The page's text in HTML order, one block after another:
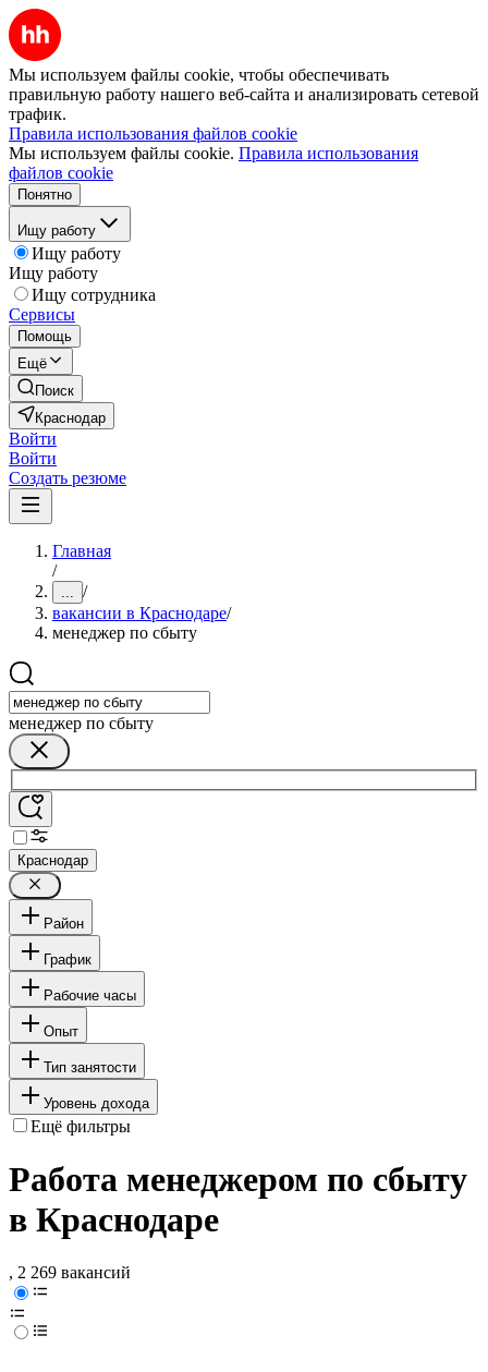
Мы используем файлы cookie, чтобы обеспечивать
правильную работу нашего веб-сайта и анализировать сетевой
трафик.
Правила использования файлов cookie
Мы используем файлы cookie. Правила использования
файлов cookie
Понятно
Ищу работу
Ищу работу
Ищу работу
Ищу сотрудника
Сервисы
Помощь
Ещё
Поиск
Краснодар
Войти
Войти
Создать резюме
Главная
/
... /
вакансии в Краснодаре/
менеджер по сбыту
менеджер по сбыту
Краснодар
Район
График
Рабочие часы
Опыт
Тип занятости
Уровень дохода
Ещё фильтры
Работа менеджером по сбыту
в Краснодаре
, 2 269 вакансий